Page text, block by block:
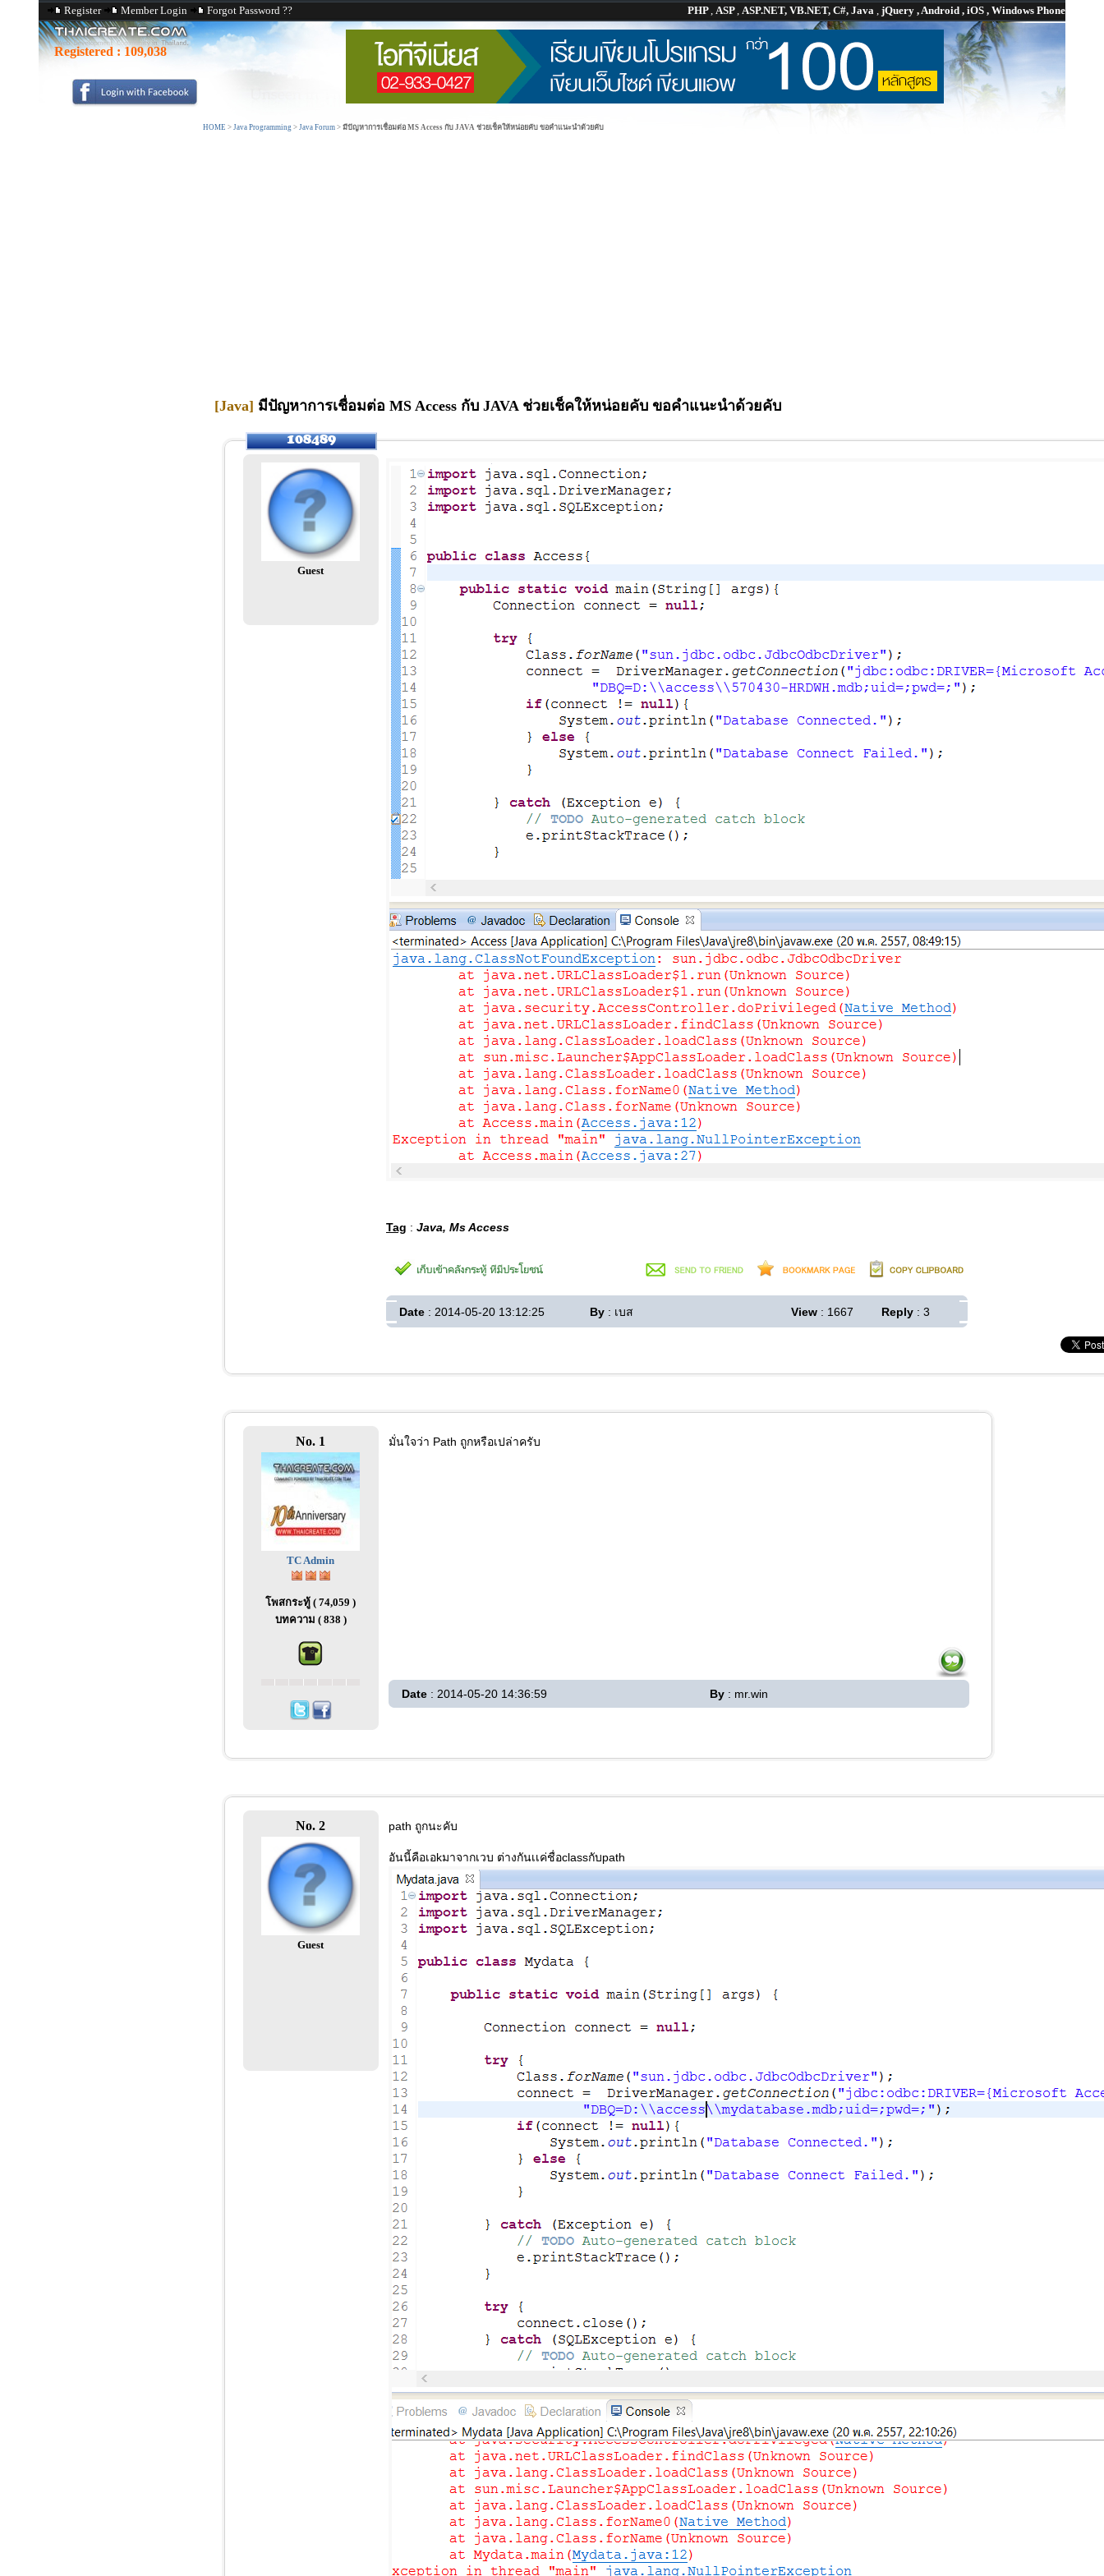
Register Member Login Forgot Password ?? PHP, ASP, ASP.NET, VB.NET, C#, Java , jQuery , Android , iOS , Windows Phone
Registered : 109,038
HOME > Java Programming > Java Forum > มีปัญหาการเชื่อมต่อ MS Access กับ JAVA ช่วยเช็คให้หน่อยคับ ขอคำแนะนำด้วยคับ
[Java] มีปัญหาการเชื่อมต่อ MS Access กับ JAVA ช่วยเช็คให้หน่อยคับ ขอคำแนะนำด้วยคับ
Guest
Tag : Java, Ms Access
Date : 2014-05-20 13:12:25 By : เบส View : 1667 Reply : 3
No. 1
TC Admin
โพสกระทู้ ( 74,059 )
บทความ ( 838 )
มั่นใจว่า Path ถูกหรือเปล่าครับ
Date : 2014-05-20 14:36:59 By : mr.win
No. 2
Guest
path ถูกนะคับ
อันนี้คือเอkมาจากเวบ ต่างกันเเค่ชื่อclassกับpath